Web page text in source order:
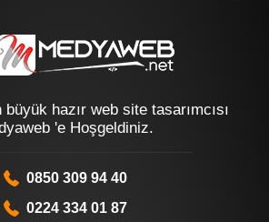
hazır web site tasarımcısı
'e Hoşgeldiniz.
0850 309 94 40
0224 334 01 87